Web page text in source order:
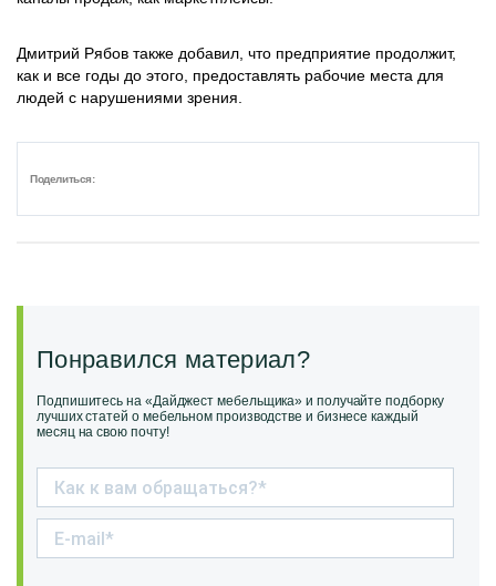
Дмитрий Рябов также добавил, что предприятие продолжит,
как и все годы до этого, предоставлять рабочие места для
людей с нарушениями зрения.
Поделиться:
Понравился материал?
Подпишитесь на «Дайджест мебельщика» и получайте подборку
лучших статей о мебельном производстве и бизнесе каждый
месяц на свою почту!